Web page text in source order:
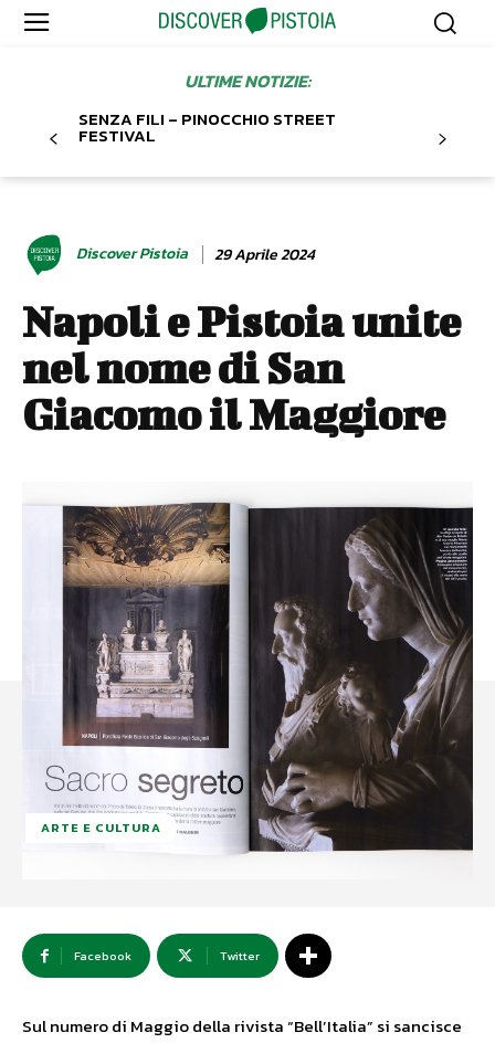
ULTIME NOTIZIE:
SENZA FILI – PINOCCHIO STREET
FESTIVAL
Discover Pistoia 29 Aprile 2024
Napoli e Pistoia unite
nel nome di San
Giacomo il Maggiore
ARTE E CULTURA
Facebook Twitter
Sul numero di Maggio della rivista “Bell’Italia” si sancisce